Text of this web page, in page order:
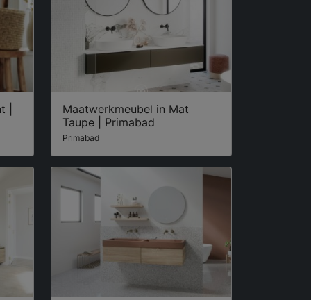
|
Maatwerkmeubel in Mat
Taupe | Primabad
Primabad